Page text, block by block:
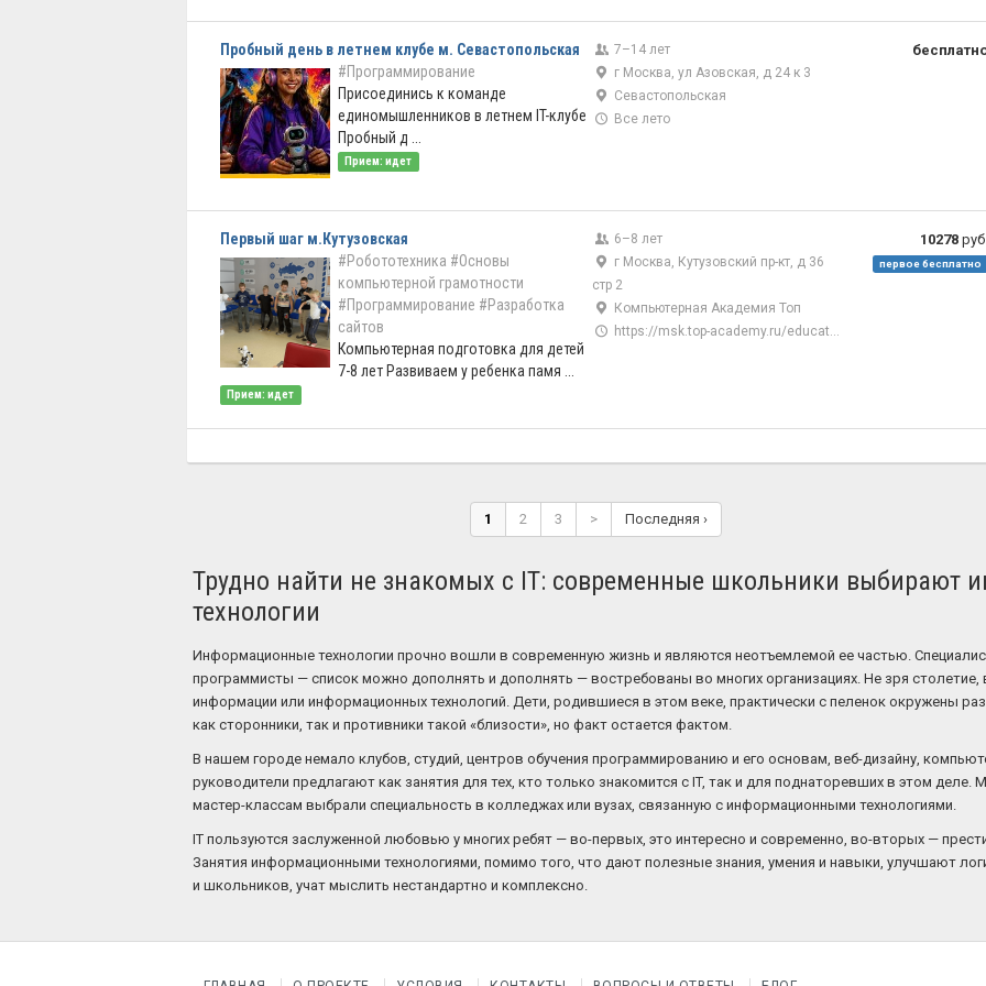
Пробный день в летнем клубе м. Севастопольская
#Программирование
Присоединись к команде
единомышленников в летнем IT-клубе
Пробный д ...
Прием: идет
7–14 лет
г Москва, ул Азовская, д 24 к 3
Севастопольская
Все лето
Первый шаг м.Кутузовская
#Робототехника #Основы
компьютерной грамотности
#Программирование #Разработка
сайтов
Компьютерная подготовка для детей
7-8 лет Развиваем у ребенка памя ...
Прием: идет
6–8 лет
г Москва, Кутузовский пр-кт, д 36
стр 2
Компьютерная Академия Топ
https://msk.top-academy.ru/education/first-step
10278
первое бесплатно
1 2 3 > Последняя ›
Трудно найти не знакомых с IT: современные школьники выбирают
технологии
Информационные технологии прочно вошли в современную жизнь и являются неотъемлемой ее частью.
программисты — список можно дополнять и дополнять — востребованы во многих организациях. Не зря
информации или информационных технологий. Дети, родившиеся в этом веке, практически с пеленок окружены
как сторонники, так и противники такой «близости», но факт остается фактом.
В нашем городе немало клубов, студий, центров обучения программированию и его основам, веб-дизайну,
руководители предлагают как занятия для тех, кто только знакомится с IT, так и для поднаторевших в этом деле.
мастер-классам выбрали специальность в колледжах или вузах, связанную с информационными технологиями.
IT пользуются заслуженной любовью у многих ребят — во-первых, это интересно и современно, во-вторых —
Занятия информационными технологиями, помимо того, что дают полезные знания, умения и навыки, улучшают
и школьников, учат мыслить нестандартно и комплексно.